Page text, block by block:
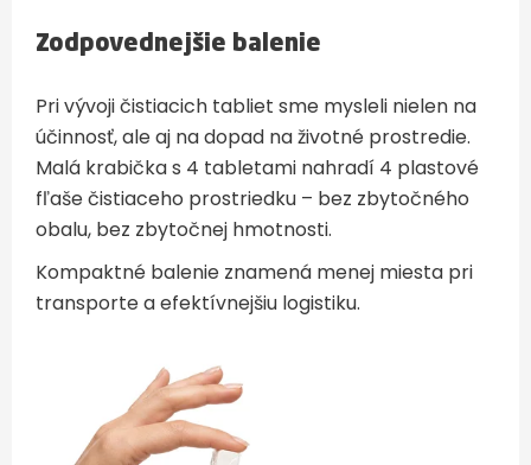
Zodpovednejšie balenie
Pri vývoji čistiacich tabliet sme mysleli nielen na
účinnosť, ale aj na dopad na životné prostredie.
Malá krabička s 4 tabletami nahradí 4 plastové
fľaše čistiaceho prostriedku – bez zbytočného
obalu, bez zbytočnej hmotnosti.
Kompaktné balenie znamená menej miesta pri
transporte a efektívnejšiu logistiku.